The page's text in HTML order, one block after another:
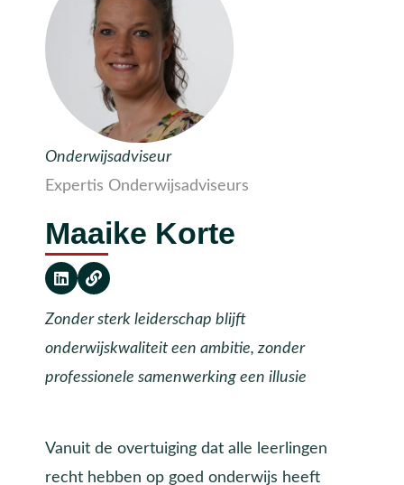
Onderwijsadviseur
Expertis Onderwijsadviseurs
Maaike Korte
Zonder sterk leiderschap blijft
onderwijskwaliteit een ambitie, zonder
professionele samenwerking een illusie
Vanuit de overtuiging dat alle leerlingen
recht hebben op goed onderwijs heeft